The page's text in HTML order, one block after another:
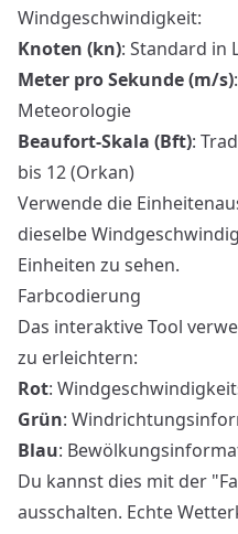
Windgeschwindigkeit:
Knoten (kn): Standard in
Meter pro Sekunde (m/s)
Meteorologie
Beaufort-Skala (Bft):
bis 12 (Orkan)
Verwende die
dieselbe
Einheiten zu sehen.
Farbcodierung
Das interaktive Tool
zu erleichtern:
Rot:
Grün:
Blau:
Du kannst dies mit der
ausschalten. Echte